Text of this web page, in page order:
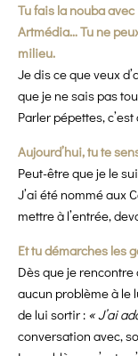
Tu fais la nouba
Artmédia… Tu ne
milieu.
Je dis ce que veux
que je ne sais pas
Parler pépettes,
Aujourd’hui, tu te
Peut-être que je le
J’ai été nommé aux
mettre à l’entrée,
Et tu démarches les
Dès que je rencontre
aucun problème à le
de lui sortir : « J’ai
conversation avec,